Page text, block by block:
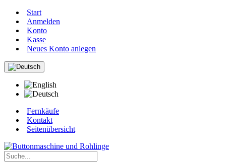
Start
Anmelden
Konto
Kasse
Neues Konto anlegen
Fernkäufe
Kontakt
Seitenübersicht